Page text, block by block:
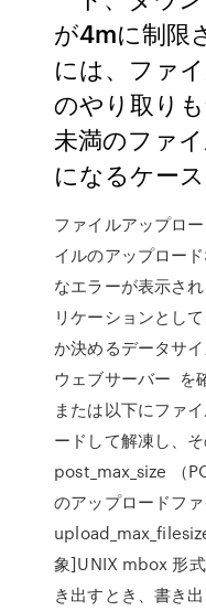
が4mに制限
には、ファ
のやり取り
未満のファ
になるケー
ファイルアップロ
イルのアップロー
なエラーが表示さ
リケーションとし
か決めるデータサ
ウェブサーバー を
または以下にファ
ードして解凍し、
post_max_size （
のアップロードフ
象]UNIX mbox 形
き出すとき、書き